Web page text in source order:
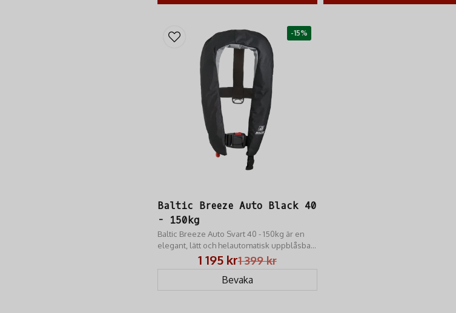
Baltic Breeze Auto Black 40
- 150kg
Baltic Breeze Auto Svart 40 - 150kg är en
elegant, lätt och helautomatisk uppblåsbar
flytväst som ger överlägsen rörelsefrihet
och trygghet
1 399 kr
1 195 kr
Bevaka
-15%